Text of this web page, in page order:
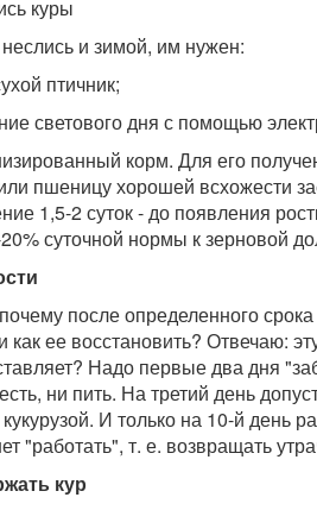
куры
и зимой, им нужен:
птичник;
светового дня с помощью
корм. Для его
пшеницу хорошей всхожести
1,5-2 суток - до появления
суточной нормы к зерновой
после определенного
как ее восстановить? Отвечаю:
Надо первые два дня
ни пить. На третий день
И только на 10-й день
"работать", т. е. возвращать
кур